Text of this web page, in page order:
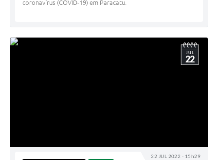
coronavírus (COVID-19) em Paracatu.
22 JUL 2022 - 15h29
JUL
22